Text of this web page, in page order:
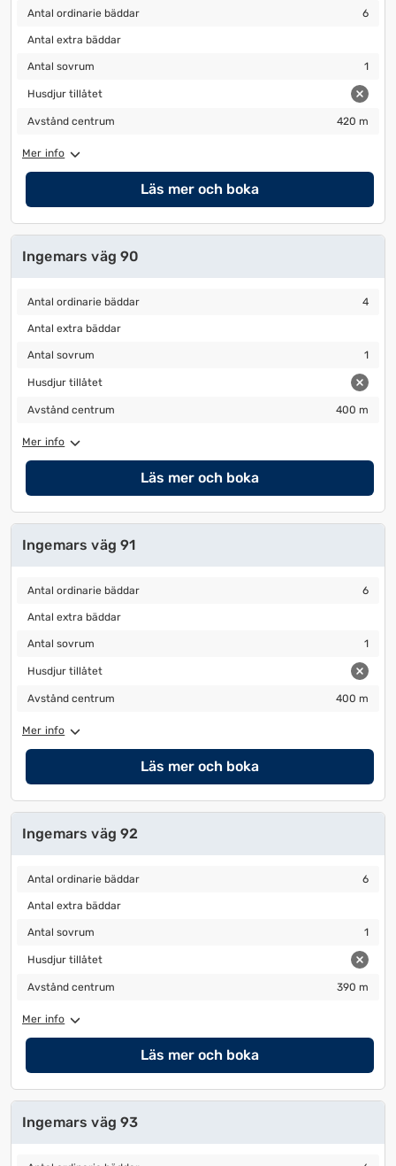
Antal ordinarie bäddar
Antal ordinarie bäddar 6
Antal extra bäddar
Antal extra bäddar
Antal sovrum
Antal sovrum 1
Husdjur tillåtet
Husdjur tillåtet
Avstånd centrum
Avstånd centrum 420 m
Mer info
Läs mer och boka
Ingemars väg 90
Antal ordinarie bäddar
Antal ordinarie bäddar 4
Antal extra bäddar
Antal extra bäddar
Antal sovrum
Antal sovrum 1
Husdjur tillåtet
Husdjur tillåtet
Avstånd centrum
Avstånd centrum 400 m
Mer info
Läs mer och boka
Ingemars väg 91
Antal ordinarie bäddar
Antal ordinarie bäddar 6
Antal extra bäddar
Antal extra bäddar
Antal sovrum
Antal sovrum 1
Husdjur tillåtet
Husdjur tillåtet
Avstånd centrum
Avstånd centrum 400 m
Mer info
Läs mer och boka
Ingemars väg 92
Antal ordinarie bäddar
Antal ordinarie bäddar 6
Antal extra bäddar
Antal extra bäddar
Antal sovrum
Antal sovrum 1
Husdjur tillåtet
Husdjur tillåtet
Avstånd centrum
Avstånd centrum 390 m
Mer info
Läs mer och boka
Ingemars väg 93